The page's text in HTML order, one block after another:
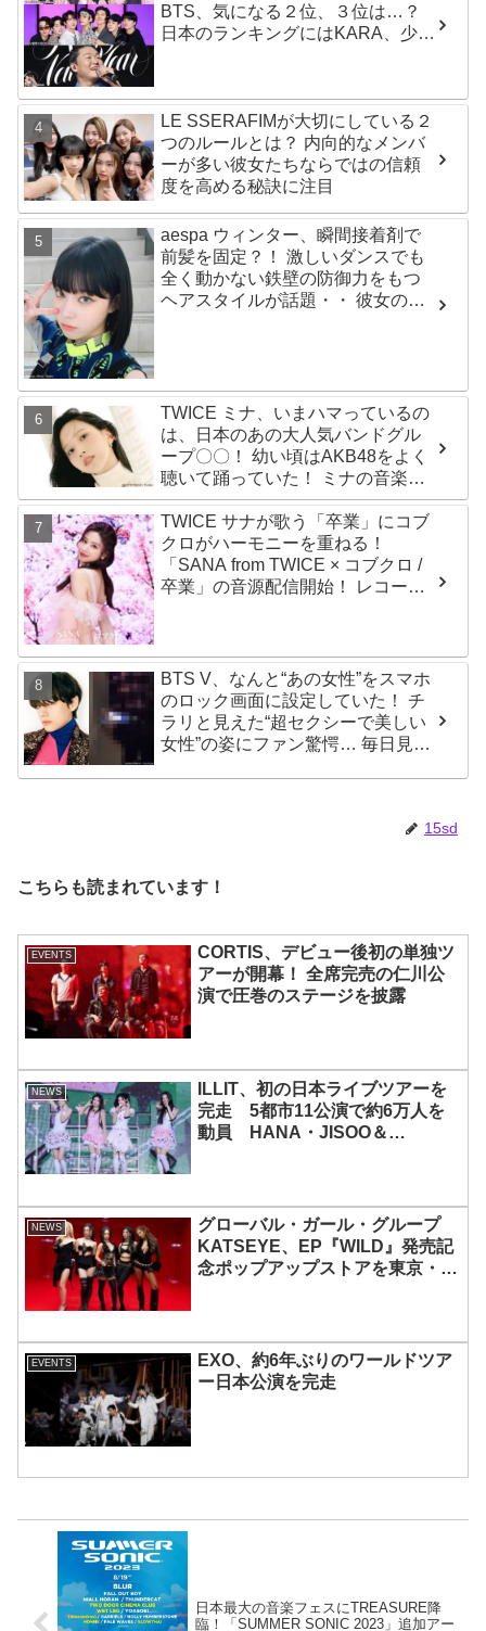
BTS、気になる２位、３位は…？
日本のランキングにはKARA、少女
LE SSERAFIMが大切にしている２
つのルールとは？ 内向的なメンバ
ーが多い彼女たちならではの信頼
度を高める秘訣に注目
aespa ウィンター、瞬間接着剤で
前髪を固定？！ 激しいダンスでも
全く動かない鉄壁の防御力をもつ
ヘアスタイルが話題・・ 彼女の美
TWICE ミナ、いまハマっているの
は、日本のあの大人気バンドグル
ープ〇〇！ 幼い頃はAKB48をよく
聴いて踊っていた！ ミナの音楽の
趣味が明らかに
TWICE サナが歌う「卒業」にコブ
クロがハーモニーを重ねる！
「SANA from TWICE × コブクロ /
卒業」の音源配信開始！ レコーデ
BTS V、なんと“あの女性”をスマホ
のロック画面に設定していた！ チ
ラリと見えた“超セクシーで美しい
女性”の姿にファン驚愕… 毎日見る
15sd
こちらも読まれています！
EVENTS
CORTIS、デビュー後初の単独ツ
アーが開幕！ 全席完売の仁川公
演で圧巻のステージを披露
NEWS
ILLIT、初の日本ライブツアーを
完走 5都市11公演で約6万人を
動員 HANA・JISOO＆
NEWS
グローバル・ガール・グループ
KATSEYE、EP『WILD』発売記
念ポップアップストアを東京・原
EVENTS
EXO、約6年ぶりのワールドツア
ー日本公演を完走
日本最大の音楽フェスにTREASURE降
臨！「SUMMER SONIC 2023」追加アー